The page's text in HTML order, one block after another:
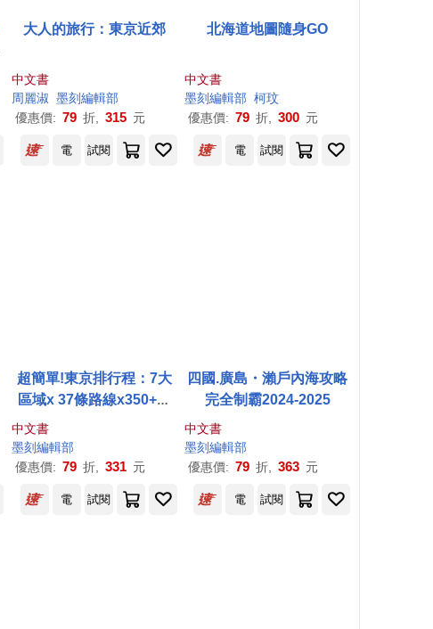
大人的旅行：東京近郊
中文書
周麗淑 墨刻編輯部
優惠價: 79 折, 315 元
北海道地圖隨身GO
中文書
墨刻編輯部 柯玟
優惠價: 79 折, 300 元
電 試閱 電 試閱
超簡單!東京排行程：7大
區域x 37條路線x350+食
購遊宿一次串聯!1日行程
讓新手或玩家都能輕鬆自
由行
中文書
墨刻編輯部
優惠價: 79 折, 331 元
四國.廣島・瀨戶內海攻略
完全制霸2024-2025
中文書
墨刻編輯部
優惠價: 79 折, 363 元
電 試閱 電 試閱